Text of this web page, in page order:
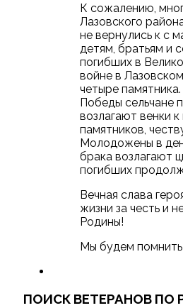
К сожалению,
Лазовского
не вернулись к с
детям, братьям и
погибших в
войне в
четыре
Победы сельчане
возлагают венки
памятников,
Молодожены в
брака возлагают
погибших
Вечная слава
жизни за честь и
Родины!
Мы будем помнить
ПОИСК ВЕТЕРАНОВ ПО